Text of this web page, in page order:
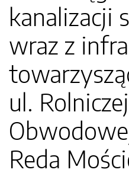
kanalizacji
wraz z
ul.
Reda